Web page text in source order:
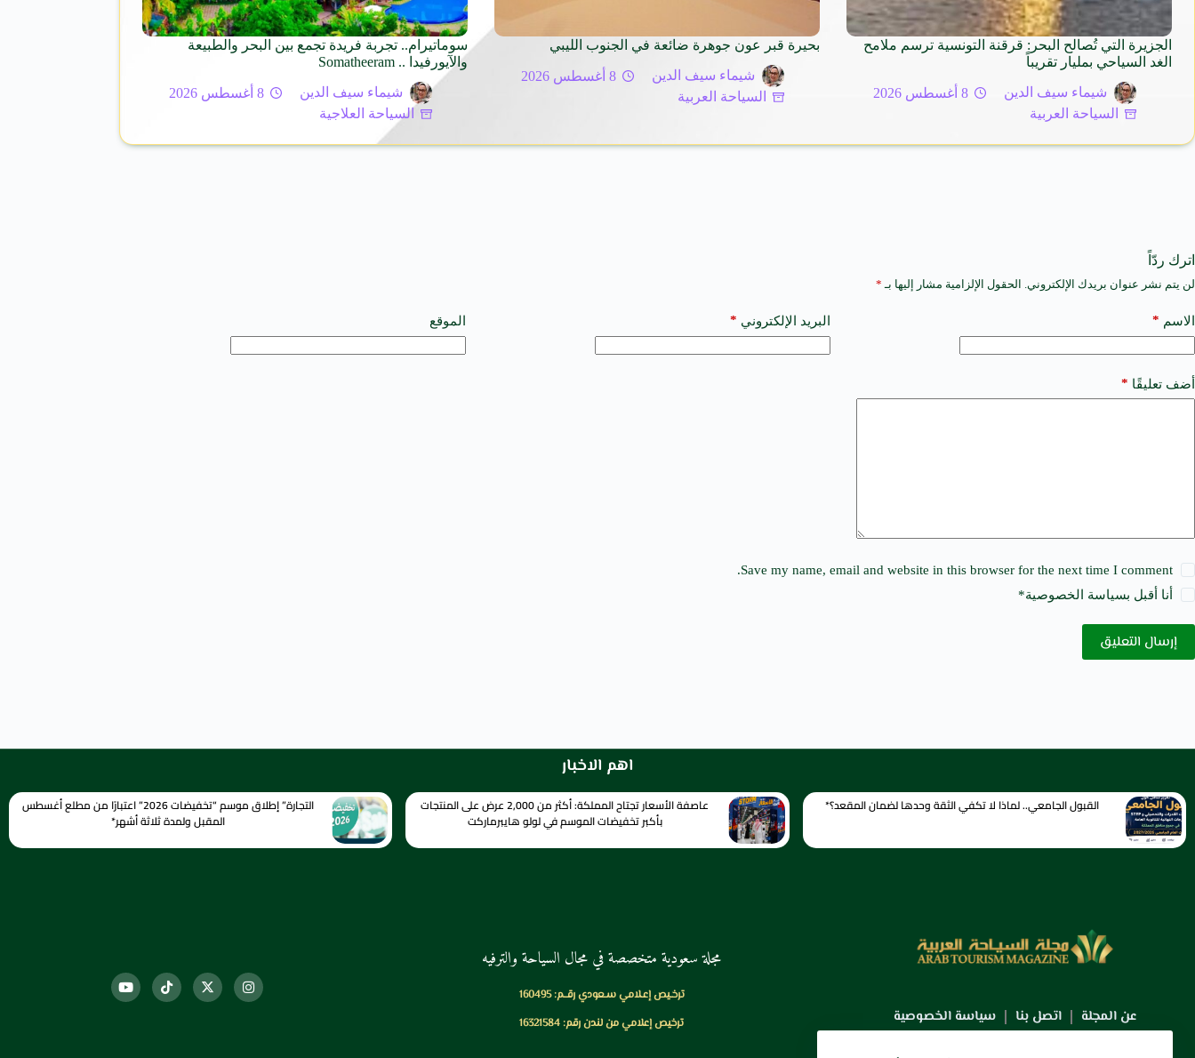
الجزيرة التي تُصالح البحر: قرقنة التونسية ترسم ملامح
الغد السياحي بمليار تقريباً
شيماء سيف الدين
8 أغسطس 2026
السياحة العربية
بحيرة قبر عون جوهرة ضائعة في الجنوب الليبي
شيماء سيف الدين
8 أغسطس 2026
السياحة العربية
سوماتيرام.. تجربة فريدة تجمع بين البحر والطبيعة
والآيورفيدا .. Somatheeram
شيماء سيف الدين
8 أغسطس 2026
السياحة العلاجية
اترك ردّاً
لن يتم نشر عنوان بريدك الإلكتروني. الحقول الإلزامية مشار إليها بـ *
الاسم * البريد الإلكتروني * الموقع
أضف تعليقًا *
Save my name, email and website in this browser for the next time I comment.
أنا أقبل بسياسة الخصوصية*
إرسال التعليق
A
t
e
a
t
اهم الاخبار
القبول الجامعي.. لماذا لا تكفي الثقة وحدها لضمان المقعد؟* عاصفة الأسعار تجتاح المملكة: أكثر من 2,000 عرض على المنتجات
بأكبر تخفيضات الموسم في لولو هايبرماركت
التجارة” إطلاق موسم “تخفيضات 2026” اعتبارًا من مطلع أغسطس
المقبل ولمدة ثلاثة أشهر*
عن المجلة اتصل بنا سياسة الخصوصية
مجلة سعودية متخصصة في مجال السياحة والترفيه
ترخـيص إعـلامي سـعودي رقــم: 160495
ترخيص إعلامي من لندن رقم: 16321584